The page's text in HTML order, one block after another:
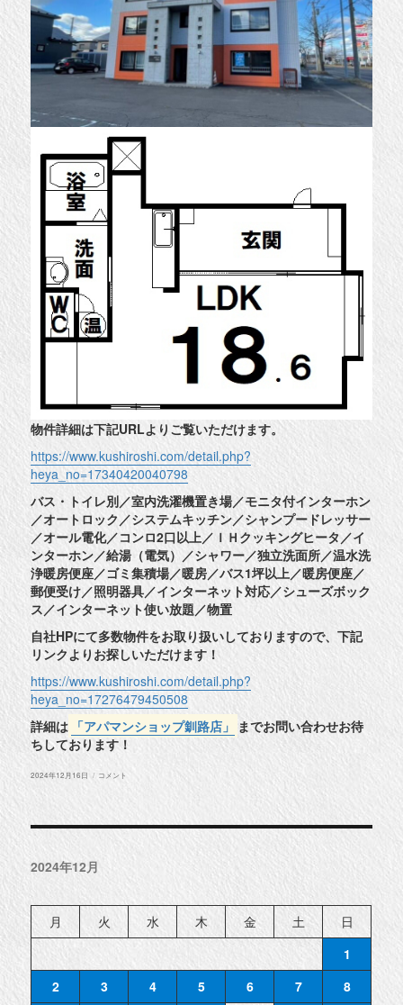
物件詳細は下記URLよりご覧いただけます。
https://www.kushiroshi.com/detail.php?
heya_no=17340420040798
バス・トイレ別／室内洗濯機置き場／モニタ付インターホン
／オートロック／システムキッチン／シャンプードレッサー
／オール電化／コンロ2口以上／ＩＨクッキングヒータ／イ
ンターホン／給湯（電気）／シャワー／独立洗面所／温水洗
浄暖房便座／ゴミ集積場／暖房／バス1坪以上／暖房便座／
郵便受け／照明器具／インターネット対応／シューズボック
ス／インターネット使い放題／物置
自社HPにて多数物件をお取り扱いしておりますので、下記
リンクよりお探しいただけます！
https://www.kushiroshi.com/detail.php?
heya_no=17276479450508
詳細は 「アパマンショップ釧路店」 までお問い合わせお待
ちしております！
投
2024年12月16日
◆
目
件
紹
介
◆
コメント
2024年12月
月 火 水 木 金 土
日
1
2
3 4 5 6 7 8